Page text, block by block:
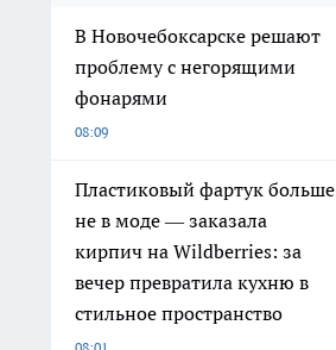
В Новочебоксарске решают
проблему с негорящими
фонарями
08:09
Пластиковый фартук больше
не в моде — заказала
кирпич на Wildberries: за
вечер превратила кухню в
стильное пространство